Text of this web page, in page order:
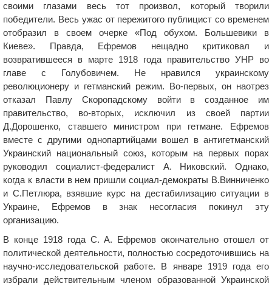
своими глазами весь тот произвол, который творили
победители. Весь ужас от пережитого публицист со временем
отобразил в своем очерке «Под обухом. Большевики в
Киеве». Правда, Ефремов нещадно критиковал и
возвратившееся в марте 1918 года правительство УНР во
главе с Голубовичем. Не нравился украинскому
революционеру и гетманский режим. Во-первых, он наотрез
отказал Павлу Скоропадскому войти в созданное им
правительство, во-вторых, исключил из своей партии
Д.Дорошенко, ставшего министром при гетмане. Ефремов
вместе с другими однопартийцами вошел в антигетманский
Украинский национальный союз, которым на первых порах
руководил социалист-федералист А. Никовский. Однако,
когда к власти в нем пришли социал-демократы В.Винниченко
и С.Петлюра, взявшие курс на дестабилизацию ситуации в
Украине, Ефремов в знак несогласия покинул эту
организацию.
В конце 1918 года С. А. Ефремов окончательно отошел от
политической деятельности, полностью сосредоточившись на
научно-исследовательской работе. В январе 1919 года его
избрали действительным членом образованной Украинской